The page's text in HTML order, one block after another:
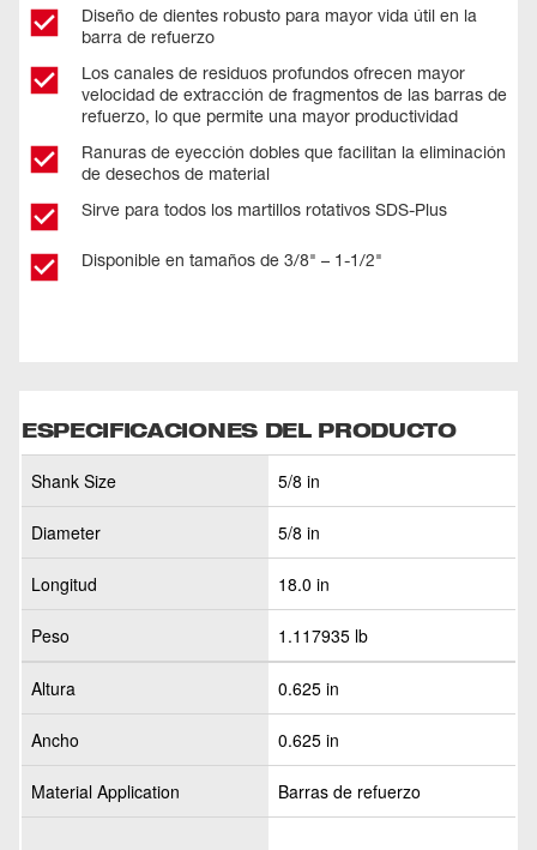
Diseño de dientes robusto para mayor vida útil en la
barra de refuerzo ​
Los canales de residuos profundos ofrecen mayor
velocidad de extracción de fragmentos de las barras de
refuerzo, lo que permite una mayor productividad
Ranuras de eyección dobles que facilitan la eliminación
de desechos de material​
Sirve para todos los martillos rotativos SDS-Plus​
Disponible en tamaños de 3/8" – 1-1/2"
ESPECIFICACIONES DEL PRODUCTO
Shank Size 5/8 in
Diameter 5/8 in
Longitud 18.0 in
Peso 1.117935 lb
Altura 0.625 in
Ancho 0.625 in
Material Application Barras de refuerzo